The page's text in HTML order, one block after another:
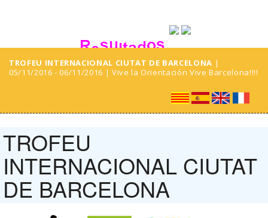
TROFEU INTERNACIONAL CIUTAT DE BARCELONA |
05/11/2016 - 06/11/2016 | Vive la Orientación Vive Barcelona!!!!
TROFEU
INTERNACIONAL CIUTAT
DE BARCELONA